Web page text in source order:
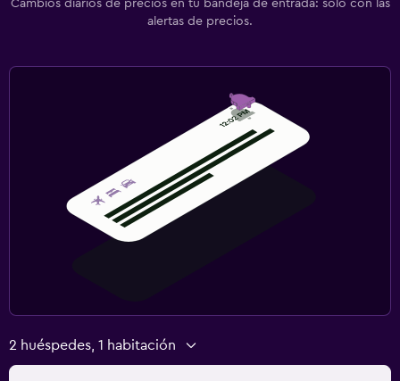
Cambios diarios de precios en tu bandeja de entrada: solo con las
alertas de precios.
2 huéspedes, 1 habitación